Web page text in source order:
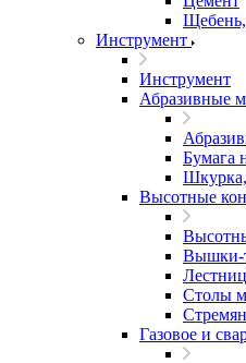
Щебень,
Инструмент
Инструмент
Абразивные
Бумага
Высотные
Вышки-
Столы
Газовое и